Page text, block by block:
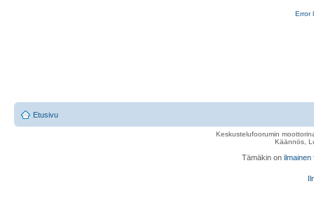
Error
Etusivu
Keskustelufoorumin
Käännös,
Tämäkin on ilmainen